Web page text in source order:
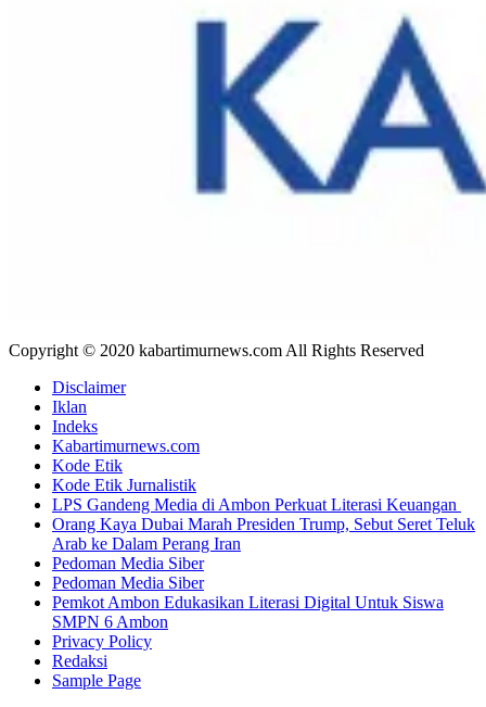
Copyright © 2020 kabartimurnews.com All Rights Reserved
Disclaimer
Iklan
Indeks
Kabartimurnews.com
Kode Etik
Kode Etik Jurnalistik
LPS Gandeng Media di Ambon Perkuat Literasi Keuangan
Orang Kaya Dubai Marah Presiden Trump, Sebut Seret Teluk
Arab ke Dalam Perang Iran
Pedoman Media Siber
Pedoman Media Siber
Pemkot Ambon Edukasikan Literasi Digital Untuk Siswa
SMPN 6 Ambon
Privacy Policy
Redaksi
Sample Page